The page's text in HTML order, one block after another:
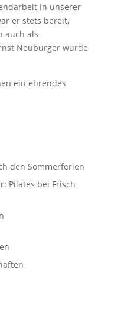
in unserer
er stets bereit,
auch als
Neuburger wurde
ein ehrendes
den Sommerferien
Pilates bei Frisch